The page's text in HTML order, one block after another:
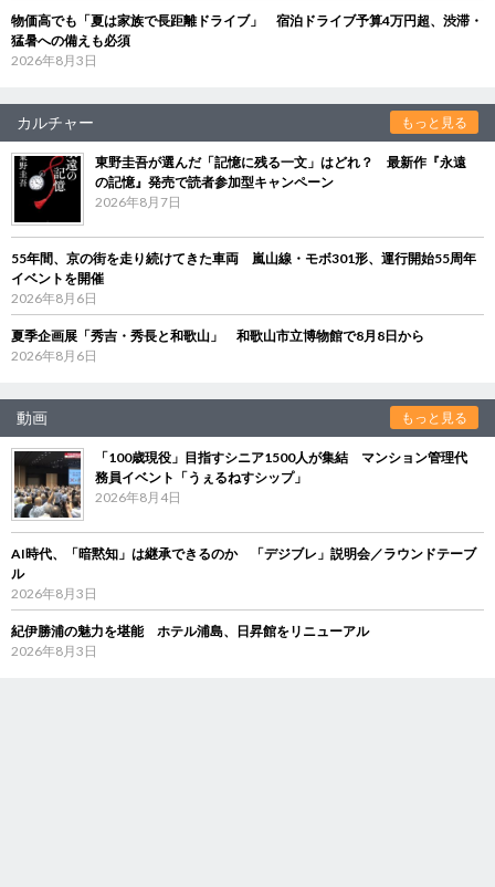
物価高でも「夏は家族で長距離ドライブ」 宿泊ドライブ予算4万円超、渋滞・
猛暑への備えも必須
2026年8月3日
カルチャー もっと見る
東野圭吾が選んだ「記憶に残る一文」はどれ？ 最新作『永遠
の記憶』発売で読者参加型キャンペーン
2026年8月7日
55年間、京の街を走り続けてきた車両 嵐山線・モボ301形、運行開始55周年
イベントを開催
2026年8月6日
夏季企画展「秀吉・秀長と和歌山」 和歌山市立博物館で8月8日から
2026年8月6日
動画 もっと見る
「100歳現役」目指すシニア1500人が集結 マンション管理代
務員イベント「うぇるねすシップ」
2026年8月4日
AI時代、「暗黙知」は継承できるのか 「デジブレ」説明会／ラウンドテーブ
ル
2026年8月3日
紀伊勝浦の魅力を堪能 ホテル浦島、日昇館をリニューアル
2026年8月3日